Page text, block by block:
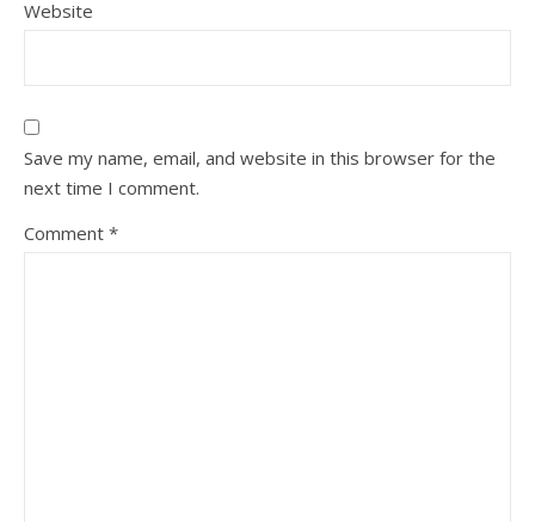
Website
Save my name, email, and website in this browser for the
next time I comment.
Comment *